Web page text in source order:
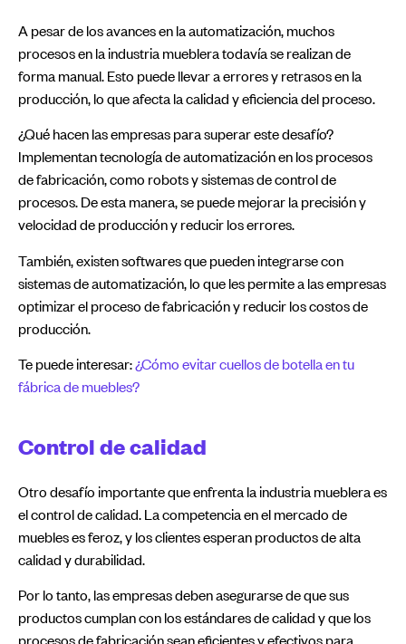
A pesar de los avances en la automatización, muchos
procesos en la industria mueblera todavía se realizan de
forma manual. Esto puede llevar a errores y retrasos en la
producción, lo que afecta la calidad y eficiencia del proceso.
¿Qué hacen las empresas para superar este desafío?
Implementan tecnología de automatización en los procesos
de fabricación, como robots y sistemas de control de
procesos. De esta manera, se puede mejorar la precisión y
velocidad de producción y reducir los errores.
También, existen softwares que pueden integrarse con
sistemas de automatización, lo que les permite a las empresas
optimizar el proceso de fabricación y reducir los costos de
producción.
Te puede interesar:¿Cómo evitar cuellos de botella en tu
fábrica de muebles?
Control de calidad
Otro desafío importante que enfrenta la industria mueblera es
el control de calidad. La competencia en el mercado de
muebles es feroz, y los clientes esperan productos de alta
calidad y durabilidad.
Por lo tanto, las empresas deben asegurarse de que sus
productos cumplan con los estándares de calidad y que los
procesos de fabricación sean eficientes y efectivos para